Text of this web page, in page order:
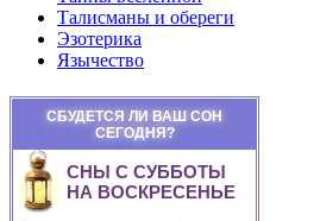
Талисманы и обереги
Эзотерика
Язычество
СБУДЕТСЯ ЛИ ВАШ СОН
СЕГОДНЯ?
СНЫ С СУББОТЫ
НА ВОСКРЕСЕНЬЕ